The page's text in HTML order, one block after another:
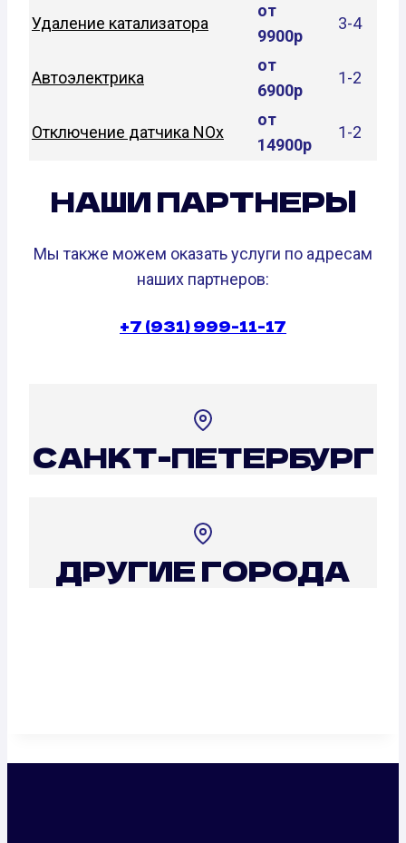
Удаление катализатора
от
9900р
3-4
Автоэлектрика
от
6900р
1-2
Отключение датчика NOx
от
14900р
1-2
НАШИ ПАРТНЕРЫ
Мы также можем оказать услуги по адресам
наших партнеров:
+7 (931) 999-11-17
САНКТ-ПЕТЕРБУРГ
ДРУГИЕ ГОРОДА